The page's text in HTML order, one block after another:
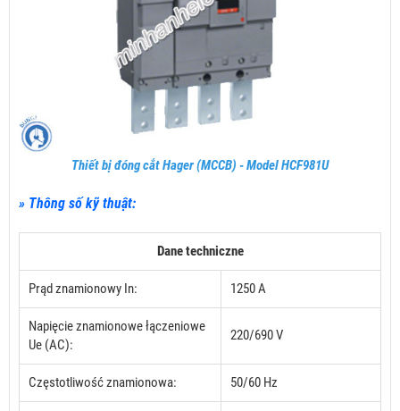
Thiết bị đóng cắt Hager (MCCB) - Model HCF981U
» Thông số kỹ thuật:
Dane techniczne
Prąd znamionowy In: 1250 A
Napięcie znamionowe łączeniowe
Ue (AC):
220/690 V
Częstotliwość znamionowa: 50/60 Hz